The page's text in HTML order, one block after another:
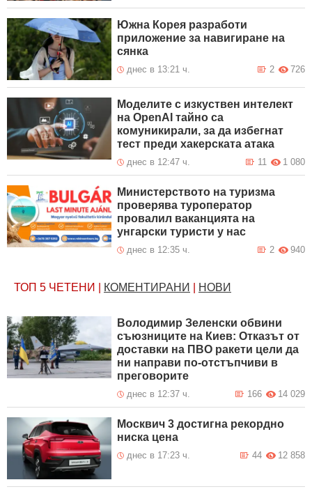
Южна Корея разработи
приложение за навигиране на
сянка
днес в 13:21 ч. 726
2
Моделите с изкуствен интелект
на OpenAI тайно са
комуникирали, за да избегнат
тест преди хакерската атака
днес в 12:47 ч. 1 080
11
Министерството на туризма
проверява туроператор
провалил ваканцията на
унгарски туристи у нас
днес в 12:35 ч. 940
2
ТОП 5 ЧЕТЕНИ КОМЕНТИРАНИ НОВИ
Володимир Зеленски обвини
съюзниците на Киев: Отказът от
доставки на ПВО ракети цели да
ни направи по-отстъпчиви в
преговорите
днес в 12:37 ч. 14 029
166
Москвич 3 достигна рекордно
ниска цена
днес в 17:23 ч. 12 858
44